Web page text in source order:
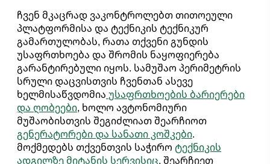
ჩვენ მკაცრად ვაკონტროლებთ თითოეული
პლატფორმისა და ტექნიკის ტექნიკურ
გამართულობას, რათა თქვენი გუნდის
უსაფრთხოება და შრომის ნაყოფიერება
გარანტირებული იყოს. სამუშაო პერიმეტრის
სრული დაცვისთვის ჩვენთან ასევე
ხელმისაწვდომია უსაფრთხოების ბარიერები
და ღობეები, ხოლო ავტონომიური
მუშაობისთვის შეგიძლიათ შეარჩიოთ
გენერატორები და სანათი კოშკები.
მოქმედებს თქვენთვის საჭირო ტექნიკის
ადგილზე მიტანის სერვისიც, შეარჩიეთ